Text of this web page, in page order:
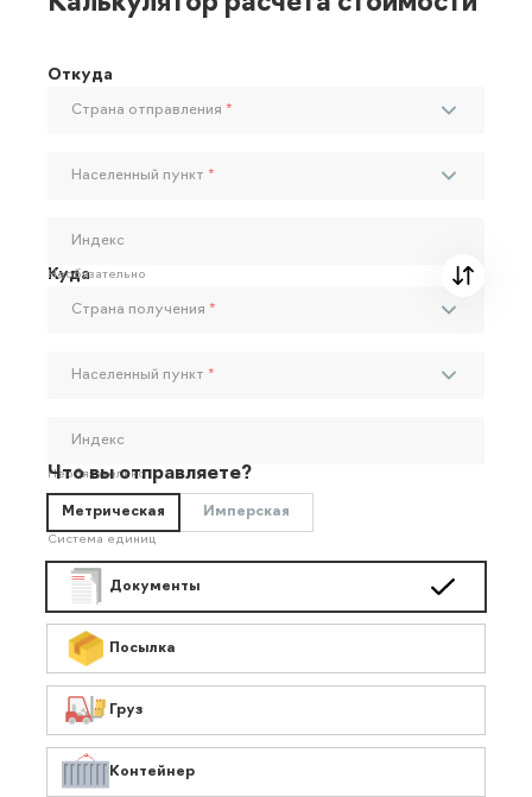
Откуда
Страна отправления *
Населенный пункт *
Индекс
Необязательно
Куда
Страна получения *
Населенный пункт *
Индекс
Необязательно
Что вы отправляете?
Метрическая Имперская
Система единиц
Документы
Посылка
Груз
Контейнер